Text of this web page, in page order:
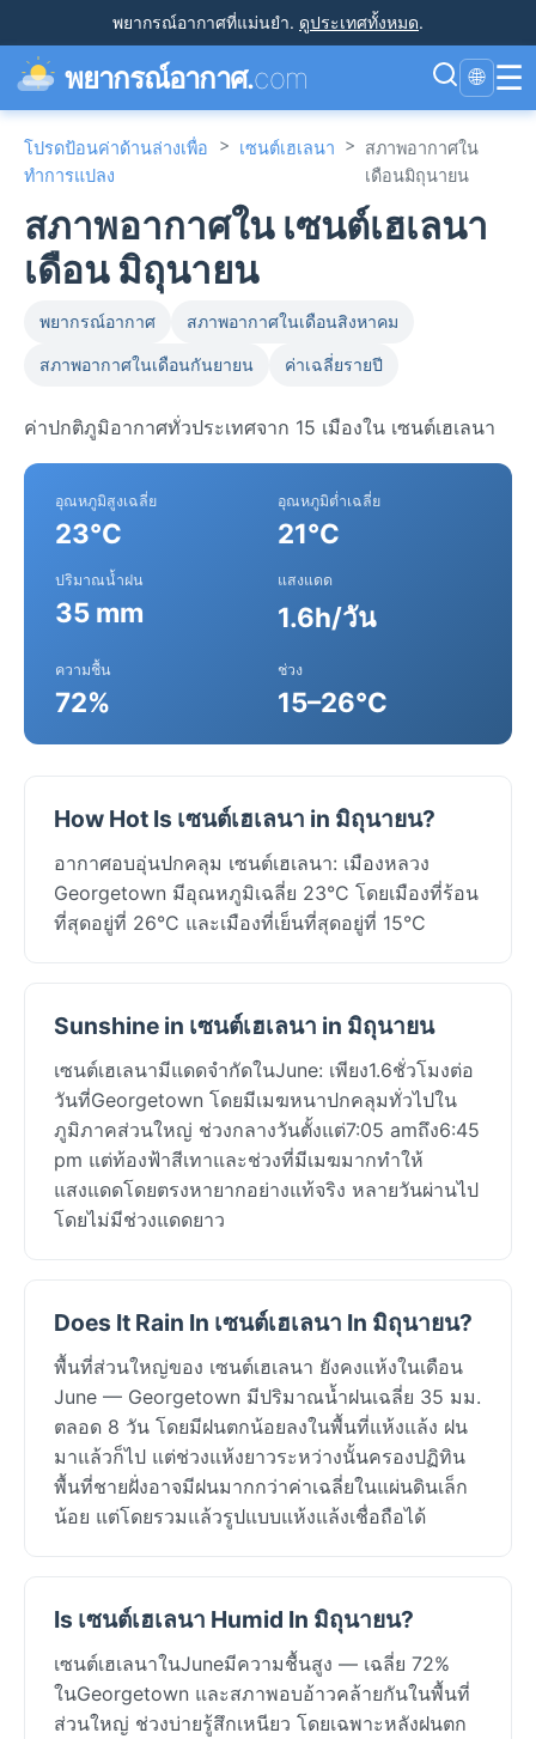
พยากรณ์อากาศที่แม่นยำ. ดูประเทศทั้งหมด.
พยากรณ์อากาศ.com 🌐 ☰
โปรดป้อนค่าด้านล่างเพื่อ
ทำการแปลง
> เซนต์เฮเลนา > สภาพอากาศใน
เดือนมิถุนายน
สภาพอากาศใน เซนต์เฮเลนา
เดือน มิถุนายน
พยากรณ์อากาศ สภาพอากาศในเดือนสิงหาคม
สภาพอากาศในเดือนกันยายน ค่าเฉลี่ยรายปี
ค่าปกติภูมิอากาศทั่วประเทศจาก 15 เมืองใน เซนต์เฮเลนา
อุณหภูมิสูงเฉลี่ย
23°C
อุณหภูมิต่ำเฉลี่ย
21°C
ปริมาณน้ำฝน
35 mm
แสงแดด
1.6h/วัน
ความชื้น
72%
ช่วง
15–26°C
How Hot Is เซนต์เฮเลนา in มิถุนายน?
อากาศอบอุ่นปกคลุม เซนต์เฮเลนา: เมืองหลวง
Georgetown มีอุณหภูมิเฉลี่ย 23°C โดยเมืองที่ร้อน
ที่สุดอยู่ที่ 26°C และเมืองที่เย็นที่สุดอยู่ที่ 15°C
Sunshine in เซนต์เฮเลนา in มิถุนายน
เซนต์เฮเลนามีแดดจำกัดในJune: เพียง1.6ชั่วโมงต่อ
วันที่Georgetown โดยมีเมฆหนาปกคลุมทั่วไปใน
ภูมิภาคส่วนใหญ่ ช่วงกลางวันตั้งแต่7:05 amถึง6:45
pm แต่ท้องฟ้าสีเทาและช่วงที่มีเมฆมากทำให้
แสงแดดโดยตรงหายากอย่างแท้จริง หลายวันผ่านไป
โดยไม่มีช่วงแดดยาว
Does It Rain In เซนต์เฮเลนา In มิถุนายน?
พื้นที่ส่วนใหญ่ของ เซนต์เฮเลนา ยังคงแห้งในเดือน
June — Georgetown มีปริมาณน้ำฝนเฉลี่ย 35 มม.
ตลอด 8 วัน โดยมีฝนตกน้อยลงในพื้นที่แห้งแล้ง ฝน
มาแล้วก็ไป แต่ช่วงแห้งยาวระหว่างนั้นครองปฏิทิน
พื้นที่ชายฝั่งอาจมีฝนมากกว่าค่าเฉลี่ยในแผ่นดินเล็ก
น้อย แต่โดยรวมแล้วรูปแบบแห้งแล้งเชื่อถือได้
Is เซนต์เฮเลนา Humid In มิถุนายน?
เซนต์เฮเลนาในJuneมีความชื้นสูง — เฉลี่ย 72%
ในGeorgetown และสภาพอบอ้าวคล้ายกันในพื้นที่
ส่วนใหญ่ ช่วงบ่ายรู้สึกเหนียว โดยเฉพาะหลังฝนตก